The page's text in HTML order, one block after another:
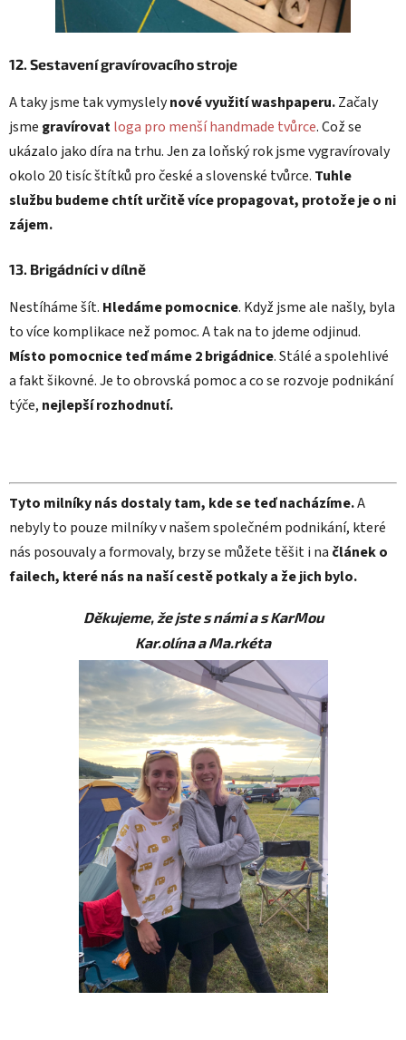
12. Sestavení gravírovacího stroje
A taky jsme tak vymyslelynové využití washpaperu.Začaly
jsme gravírovatloga pro menší handmade tvůrce. Což se
ukázalo jako díra na trhu. Jen za loňský rok jsme vygravírovaly
okolo 20 tisíc štítků pro české a slovenské tvůrce. Tuhle
službu budeme chtít určitě více propagovat, protože je o ni
zájem.
13. Brigádníci v dílně
Nestíháme šít. Hledáme pomocnice. Když jsme ale našly, byla
to více komplikace než pomoc. A tak na to jdeme odjinud.
Místo pomocnice teď máme 2 brigádnice. Stálé a spolehlivé
a fakt šikovné. Je to obrovská pomoc a co se rozvoje podnikání
týče, nejlepší rozhodnutí.
Tyto milníky nás dostaly tam, kde se teď nacházíme.A
nebyly to pouze milníky v našem společném podnikání, které
nás posouvaly a formovaly, brzy se můžete těšit i na článek o
failech, které nás na naší cestě potkaly a že jich bylo.
Děkujeme, že jste s námi a s KarMou
Kar.olína a Ma.rkéta